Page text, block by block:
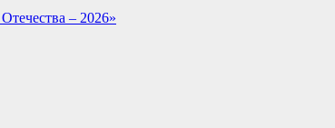
– 2026»